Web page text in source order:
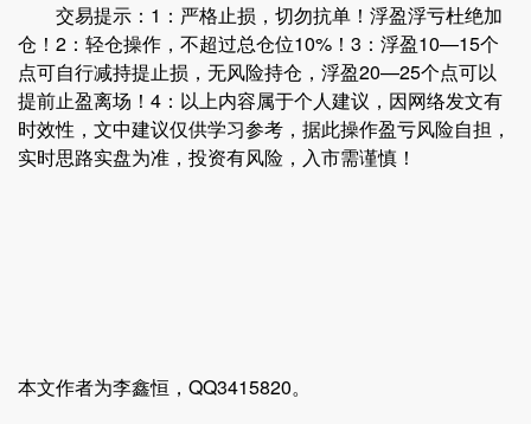
交易提示：1：严格止损，切勿抗单！浮盈浮亏杜绝加
仓！2：轻仓操作，不超过总仓位10%！3：浮盈10—15个
点可自行减持提止损，无风险持仓，浮盈20—25个点可以
提前止盈离场！4：以上内容属于个人建议，因网络发文有
时效性，文中建议仅供学习参考，据此操作盈亏风险自担，
实时思路实盘为准，投资有风险，入市需谨慎！
本文作者为李鑫恒，QQ3415820。